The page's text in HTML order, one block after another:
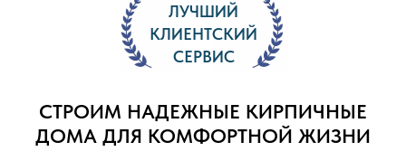
ЛУЧШИЙ
КЛИЕНТСКИЙ
СЕРВИС
СТРОИМ НАДЕЖНЫЕ КИРПИЧНЫЕ
ДОМА ДЛЯ КОМФОРТНОЙ ЖИЗНИ